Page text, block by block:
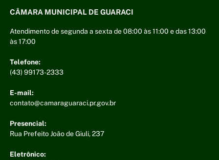
CÂMARA MUNICIPAL DE GUARACI
Atendimento de segunda a sexta de 08:00 às 11:00 e das 13:00
às 17:00
Telefone:
(43) 99173-2333
E-mail:
contato@camaraguaraci.pr.gov.br
Presencial:
Rua Prefeito João de Giuli, 237
Eletrônico: